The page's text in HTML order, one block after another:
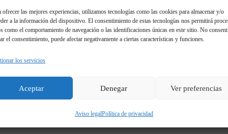
ofrecer las mejores experiencias, utilizamos tecnologías como las cookies para almacenar y/o
a la información del dispositivo. El consentimiento de estas tecnologías nos permitirá
como el comportamiento de navegación o las identificaciones únicas en este sitio. No
el consentimiento, puede afectar negativamente a ciertas características y funciones.
los servicios
Aceptar Denegar Ver preferencias
Aviso legalPolítica de privacidad
de flores y plantas, posos y filtros de café, bolsitas
frutos secos y sus cáscaras, tapones de corcho
sucios, palillos, caramelos y golosinas,
que sean compostables.